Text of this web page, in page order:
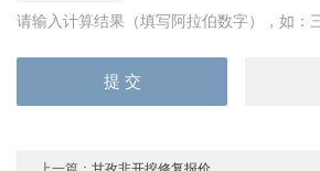
请输入计算结果（填写阿拉伯数字），如：